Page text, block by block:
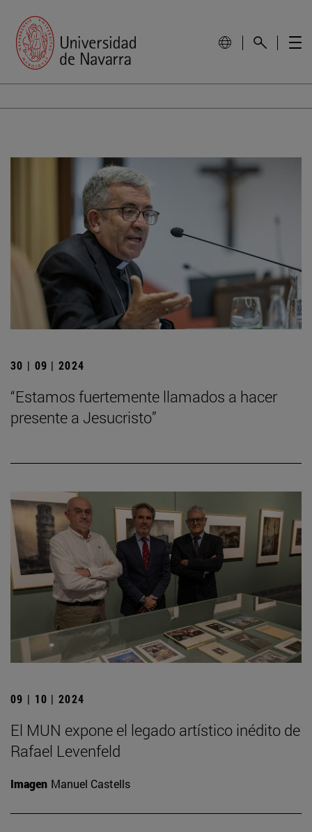
30 | 09 | 2024
“Estamos fuertemente llamados a hacer
presente a Jesucristo”
09 | 10 | 2024
El MUN expone el legado artístico inédito de
Rafael Levenfeld
Imagen Manuel Castells